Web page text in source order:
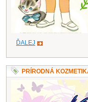
ĎALEJ
PRÍRODNÁ